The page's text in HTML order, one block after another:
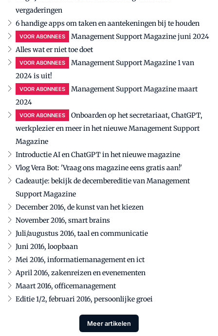
vergaderingen
6 handige apps om taken en aantekeningen bij te houden
VOOR ABONNEES
Management Support Magazine juni 2024
Alles wat er niet toe doet
VOOR ABONNEES
Management Support Magazine 1 van
2024 is uit!
VOOR ABONNEES
Management Support Magazine maart
2024
VOOR ABONNEES
Onboarden op het secretariaat, ChatGPT,
werkplezier en meer in het nieuwe Management Support
Magazine
Introductie AI en ChatGPT in het nieuwe magazine
Vlog Vera Bot: 'Vraag ons magazine eens gratis aan!'
Cadeautje: bekijk de decembereditie van Management
Support Magazine
December 2016, de kunst van het kiezen
November 2016, smart brains
Juli/augustus 2016, taal en communicatie
Juni 2016, loopbaan
Mei 2016, informatiemanagement en ict
April 2016, zakenreizen en evenementen
Maart 2016, officemanagement
Editie 1/2, februari 2016, persoonlijke groei
Meer artikelen